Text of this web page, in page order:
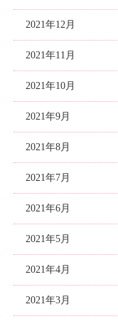
2021年12月
2021年11月
2021年10月
2021年9月
2021年8月
2021年7月
2021年6月
2021年5月
2021年4月
2021年3月